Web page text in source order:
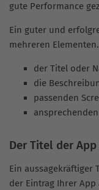
gute Performance
Ein guter und
mehreren
der Titel oder
die
passenden
Der Titel der
Ein aussagekräftiger
der Eintrag Ihrer